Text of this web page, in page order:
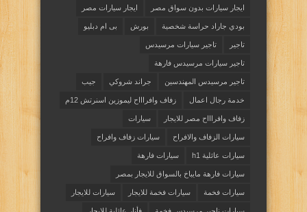
ايجار سيارات بدون سواق مصر ايجار سيارات مصر
بودي جاراد حراسة شخصية بورش بى ام دبليو
تاجير تاجير سيارات مرسيدس
تاجير سيارات مرسيدس فارهة
تاجير مرسيدس المهندسين جراند شروكي جيب
خدمة رجال اعمال زفاف وافراااح ليموزين اسنرتش 12م
زفاف وافراااح مصر للايجار سيارات
سيارات الزفاف والافراح سيارات زفاف وافراح
سيارات عائلية h1 سيارات فارهة
سيارات فارهة مايباخ بالسواق للايجار بمصر
سيارات فخمة سيارات فخمة للايجار سيارات للايجار